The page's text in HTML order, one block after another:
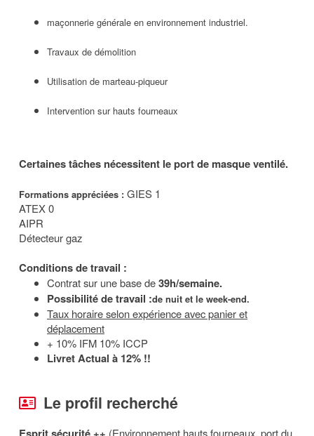
maçonnerie générale en environnement industriel.
Travaux de démolition
Utilisation de marteau-piqueur
Intervention sur hauts fourneaux
Certaines tâches nécessitent le port de masque ventilé.
Formations appréciées : GIES 1
ATEX 0
AIPR
Détecteur gaz
Conditions de travail :
Contrat sur une base de39h/semaine.
Possibilité de travail :de nuit et le week-end.
Taux horaire selon expérience avec panier et
déplacement
+ 10% IFM 10% ICCP
Livret Actual à 12% !!
Le profil recherché
(Environnement hauts fourneaux, port du